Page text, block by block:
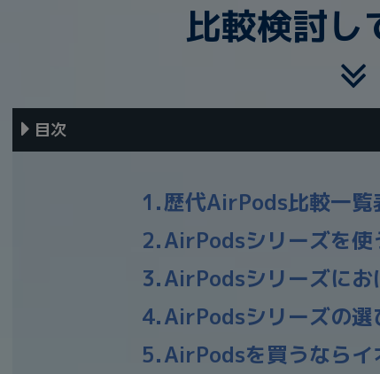
比較検討し
目次
歴代AirPods比較一覧
AirPodsシリーズを使
AirPodsシリーズにお
AirPodsシリーズの選
AirPodsを買うならイ